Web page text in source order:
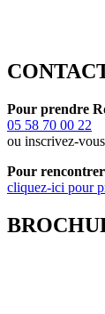
Pour prendre
05 58 70 00 22
ou inscrivez-
Pour rencontrer
cliquez-ici pour